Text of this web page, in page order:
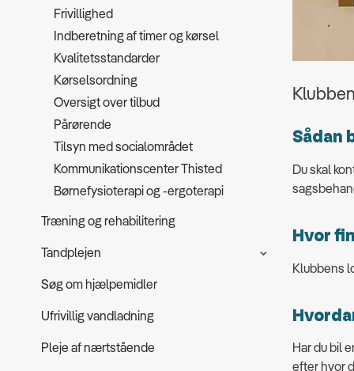
Frivillighed
Indberetning af timer og kørsel
Kvalitetsstandarder
Kørselsordning
Oversigt over tilbud
Pårørende
Tilsyn med socialområdet
Kommunikationscenter Thisted
Børnefysioterapi og -ergoterapi
Træning og rehabilitering
Tandplejen
Søg om hjælpemidler
Ufrivillig vandladning
Pleje af nærtstående
Sådan
Du skal
Hvor
Klubbens
Har du bil
efter hvor